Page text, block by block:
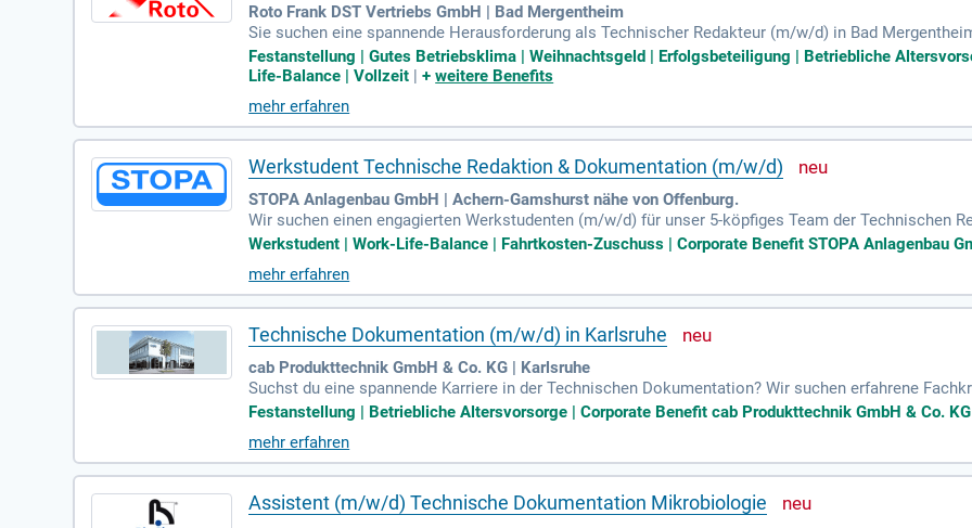
Roto Frank DST Vertriebs GmbH | Bad Mergentheim
Sie suchen eine spannende Herausforderung als Technischer Redakteur (m/w/d) in Bad
Unternehmen, erwartet Sie eine Position, in der Sie technische Dokumentation erstellen. Ihre
sanleitungen und Montageanleitungen kommt hier großartig zur Geltung. Nutzen Sie die
ten Sie die Zukunft innovativer Dachlösungen mit!
Festanstellung | Gutes Betriebsklima | Weihnachtsgeld | Erfolgsbeteiligung | Betriebliche
Life-Balance | Vollzeit |+weitere Benefits
mehr erfahren
Werkstudent Technische Redaktion & Dokumentation (m/w/d)
STOPA Anlagenbau GmbH | Achern-Gamshurst nähe von Offenburg.
Wir suchen einen engagierten Werkstudenten (m/w/d) für unser 5-köpfiges Team der Technischen
er 2023 unterstützen Sie uns bei der Erstellung und Pflege hochwertiger technischer
fen und Abrufen von Bedienungsanleitungen, Datenblättern sowie Ersatzteillisten. Außerdem helfen
ry-Portals und der digitalen Ablage der Dokumentation. Diese Position bietet eine wertvolle
hen Redaktion zu sammeln. Bewerben Sie sich jetzt und werden Sie Teil unseres dynamischen
Werkstudent | Work-Life-Balance | Fahrtkosten-Zuschuss | Corporate Benefit STOPA Anlagenbau
mehr erfahren
Technische Dokumentation (m/w/d) in Karlsruhe
cab Produkttechnik GmbH & Co. KG | Karlsruhe
Suchst du eine spannende Karriere in der Technischen Dokumentation? Wir suchen erfahrene
Verständnis und der Fähigkeit, komplexe Inhalte verständlich zu kommunizieren. Du solltest sicher
novativen Unternehmen mit flexiblen Arbeitszeiten und 30 Tagen Urlaub. Zudem unterstützen wir
heitsmanagement und Dienstradleasing. Erlebe ein ergonomisches Arbeitsumfeld und werde Teil
Festanstellung | Betriebliche Altersvorsorge | Corporate Benefit cab Produkttechnik GmbH & Co.
mehr erfahren
Assistent (m/w/d) Technische Dokumentation Mikrobiologie